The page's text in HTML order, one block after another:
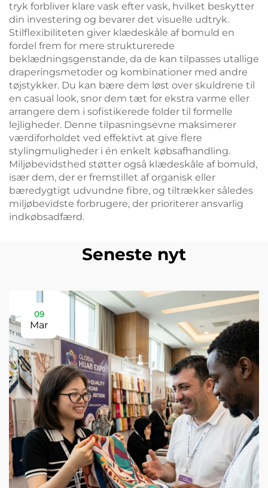
tryk forbliver klare vask efter vask, hvilket beskytter
din investering og bevarer det visuelle udtryk.
Stilflexibiliteten giver klædeskåle af bomuld en
fordel frem for mere strukturerede
beklædningsgenstande, da de kan tilpasses utallige
draperingsmetoder og kombinationer med andre
tøjstykker. Du kan bære dem løst over skuldrene til
en casual look, snor dem tæt for ekstra varme eller
arrangere dem i sofistikerede folder til formelle
lejligheder. Denne tilpasningsevne maksimerer
værdiforholdet ved effektivt at give flere
stylingmuligheder i én enkelt købsafhandling.
Miljøbevidsthed støtter også klædeskåle af bomuld,
især dem, der er fremstillet af organisk eller
bæredygtigt udvundne fibre, og tiltrækker således
miljøbevidste forbrugere, der prioriterer ansvarlig
indkøbsadfærd.
Seneste nyt
09
Mar